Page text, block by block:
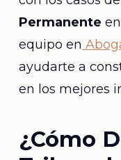
Permanente
equipo en
ayudarte a
en los mejores
¿Cómo